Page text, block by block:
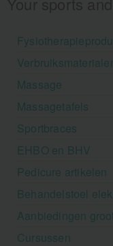
Massage
Massagetafels
Sportbraces
EHBO en BHV
Pedicure artikelen
Behandelstoel
Aanbiedingen
Cursussen